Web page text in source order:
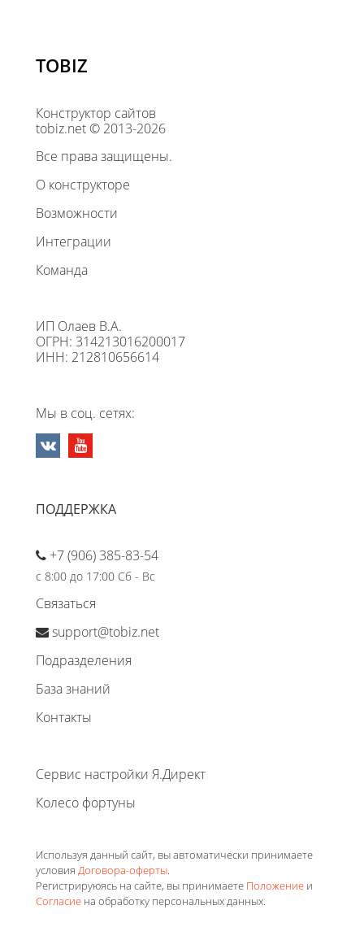
TOBIZ
Конструктор сайтов
tobiz.net © 2013-2026
Все права защищены.
О конструкторе
Возможности
Интеграции
Команда
ИП Олаев В.А.
ОГРН: 314213016200017
ИНН: 212810656614
Мы в соц. сетях:
ПОДДЕРЖКА
+7 (906) 385-83-54
с 8:00 до 17:00 Сб - Вс
Связаться
support@tobiz.net
Подразделения
База знаний
Контакты
Сервис настройки Я.Директ
Колесо фортуны
Используя данный сайт, вы автоматически принимаете
условия Договора-оферты.
Регистрируюясь на сайте, вы принимаете Положение и
Согласие на обработку персональных данных.